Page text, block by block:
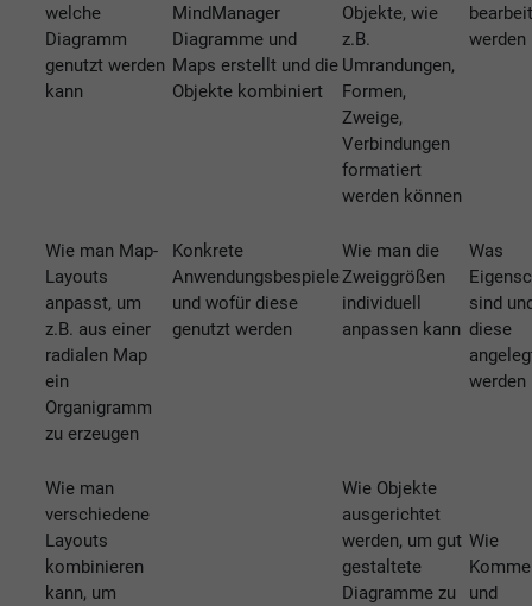
welche
Diagramm
genutzt werden
kann
MindManager
Diagramme und
Maps erstellt und die
Objekte kombiniert
Objekte, wie
z.B.
Umrandungen,
Formen,
Zweige,
Verbindungen
formatiert
werden können
werden
Wie man Map-
Layouts
anpasst, um
z.B. aus einer
radialen Map
ein
Organigramm
zu erzeugen
Konkrete
Anwendungsbespiele
und wofür diese
genutzt werden
Wie man die
Zweiggrößen
individuell
anpassen kann
Was
sind
diese
werden
Wie man
verschiedene
Layouts
kombinieren
kann, um
Wie Objekte
ausgerichtet
werden, um gut
gestaltete
Diagramme zu
Wie
und